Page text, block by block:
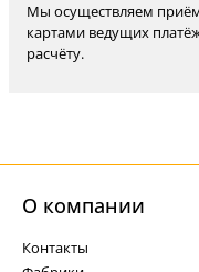
Мы осуществляем
картами ведущих
расчёту.
О компании
Контакты